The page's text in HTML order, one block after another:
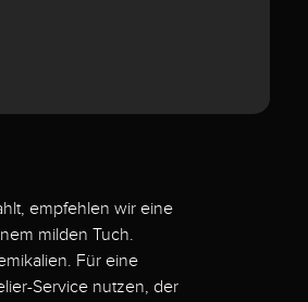
empfehlen wir eine
milden Tuch.
Für eine
Service nutzen, der